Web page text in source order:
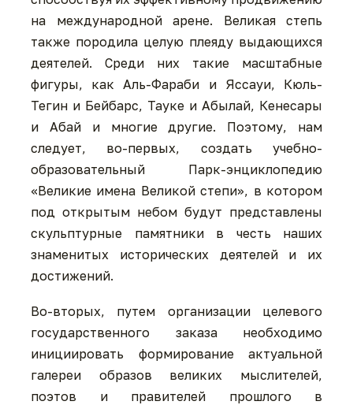
на международной арене. Великая степь
также породила целую плеяду выдающихся
деятелей. Среди них такие масштабные
фигуры, как Аль-Фараби и Яссауи, Кюль-
Тегин и Бейбарс, Тауке и Абылай, Кенесары
и Абай и многие другие. Поэтому, нам
следует, во-первых, создать учебно-
образовательный Парк-энциклопедию
«Великие имена Великой степи», в котором
под открытым небом будут представлены
скульптурные памятники в честь наших
знаменитых исторических деятелей и их
достижений.
Во-вторых, путем организации целевого
государственного заказа необходимо
инициировать формирование актуальной
галереи образов великих мыслителей,
поэтов и правителей прошлого в